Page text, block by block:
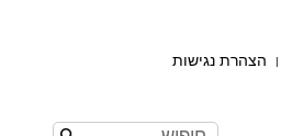
| הצהרת נגישות